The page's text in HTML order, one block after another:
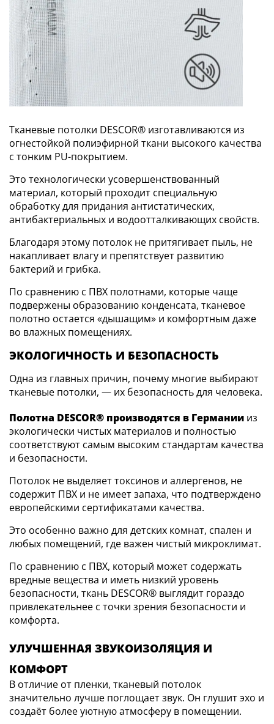
Тканевые потолки DESCOR® изготавливаются из
огнестойкой полиэфирной ткани высокого качества
с тонким PU-покрытием.
Это технологически усовершенствованный
материал, который проходит специальную
обработку для придания антистатических,
антибактериальных и водоотталкивающих свойств.
Благодаря этому потолок не притягивает пыль, не
накапливает влагу и препятствует развитию
бактерий и грибка.
По сравнению с ПВХ полотнами, которые чаще
подвержены образованию конденсата, тканевое
полотно остается «дышащим» и комфортным даже
во влажных помещениях.
ЭКОЛОГИЧНОСТЬ И БЕЗОПАСНОСТЬ
Одна из главных причин, почему многие выбирают
тканевые потолки, — их безопасность для человека.
Полотна DESCOR® производятся в Германии из
экологически чистых материалов и полностью
соответствуют самым высоким стандартам качества
и безопасности.
Потолок не выделяет токсинов и аллергенов, не
содержит ПВХ и не имеет запаха, что подтверждено
европейскими сертификатами качества.
Это особенно важно для детских комнат, спален и
любых помещений, где важен чистый микроклимат.
По сравнению с ПВХ, который может содержать
вредные вещества и иметь низкий уровень
безопасности, ткань DESCOR® выглядит гораздо
привлекательнее с точки зрения безопасности и
комфорта.
УЛУЧШЕННАЯ ЗВУКОИЗОЛЯЦИЯ И
КОМФОРТ
В отличие от пленки, тканевый потолок
значительно лучше поглощает звук. Он глушит эхо и
создаёт более уютную атмосферу в помещении.